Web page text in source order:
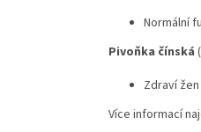
Normální
Pivoňka čínská
Zdraví
Více informací